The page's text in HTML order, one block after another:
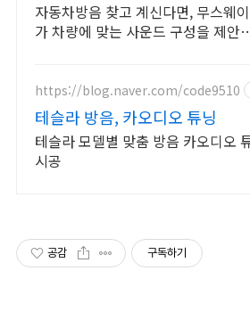
자동차방음 찾고 계신다면, 무스웨이
가 차량에 맞는 사운드 구성을 제안
https://blog.naver.com/code9510
테슬라 방음, 카오디오 튜닝
테슬라 모델별 맞춤 방음 카오디오
시공
공감 구독하기